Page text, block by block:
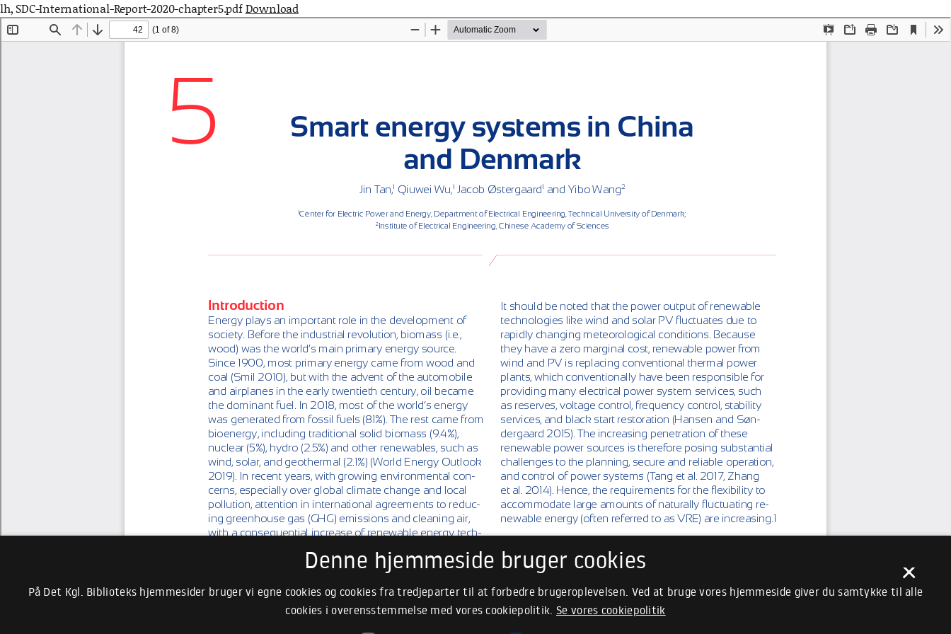
lh, SDC-International-Report-2020-chapter5.pdfDownload
×
Denne hjemmeside bruger cookies
På Det Kgl. Biblioteks hjemmesider bruger vi egne cookies og cookies fra tredjeparter til at forbedre brugeroplevelsen. Ved at bruge vores hjemmeside giver du samtykke til alle
cookies i overensstemmelse med vores cookiepolitik. Se vores cookiepolitik